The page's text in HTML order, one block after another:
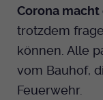
Corona
trotzdem
können. Alle
vom Bauhof,
Feuerwehr.